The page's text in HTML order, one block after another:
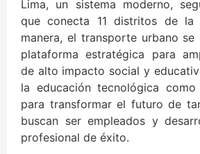
Lima, un sistema moderno,
que conecta 11 distritos de la
manera, el transporte urbano
plataforma estratégica para
de alto impacto social y
la educación tecnológica
para transformar el futuro de
buscan ser empleados y
profesional de éxito.